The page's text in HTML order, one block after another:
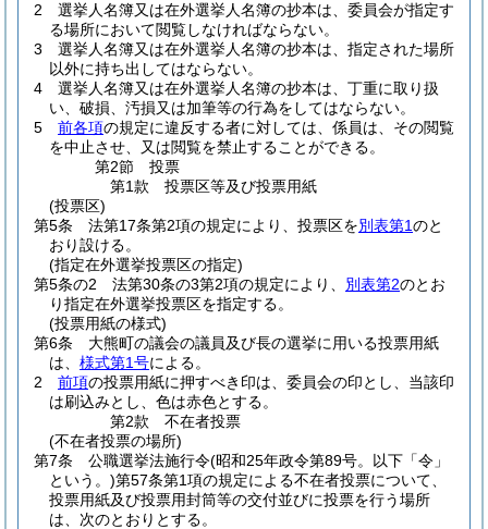
2
選挙人名簿又は在外選挙人名簿の抄本は、委員会が指定す
る場所において閲覧しなければならない。
3
選挙人名簿又は在外選挙人名簿の抄本は、指定された場所
以外に持ち出してはならない。
4
選挙人名簿又は在外選挙人名簿の抄本は、丁重に取り扱
い、破損、汚損又は加筆等の行為をしてはならない。
5
前各項の規定に違反する者に対しては、係員は、その閲覧
を中止させ、又は閲覧を禁止することができる。
第2節
投票
第1款
投票区等及び投票用紙
(投票区)
第5条
法第17条第2項の規定により、投票区を別表第1のと
おり設ける。
(指定在外選挙投票区の指定)
第5条の2
法第30条の3第2項の規定により、 別表第2のとお
り指定在外選挙投票区を指定する。
(投票用紙の様式)
第6条
大熊町の議会の議員及び長の選挙に用いる投票用紙
は、 様式第1号による。
2
前項の投票用紙に押すべき印は、委員会の印とし、当該印
は刷込みとし、色は赤色とする。
第2款
不在者投票
(不在者投票の場所)
第7条
公職選挙法施行令(昭和25年政令第89号。以下「令」
という。)第57条第1項の規定による不在者投票について、
投票用紙及び投票用封筒等の交付並びに投票を行う場所
は、次のとおりとする。